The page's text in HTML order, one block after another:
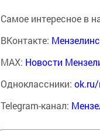
Самое интересное в
ВКонтакте:
MAX: Новости
Одноклассники:
Telegram-канал: